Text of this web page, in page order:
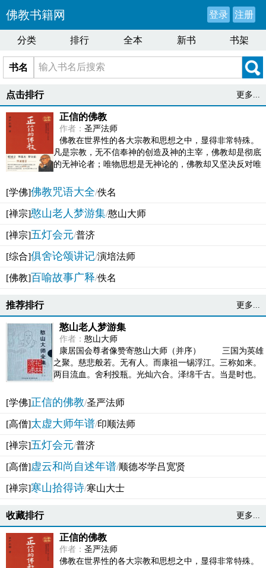
佛教书籍网 登录 注册
分类 排行 全本 新书 书架
书名
点击排行 更多...
正信的佛教
作者： 圣严法师
佛教在世界性的各大宗教和思想之中，显得非常特殊。
凡是宗教，无不信奉神的创造及神的主宰，佛教却是彻底
的无神论者；唯物思想是无神论的，佛教却又坚决反对唯
[学佛]佛教咒语大全/佚名
[禅宗]憨山老人梦游集/憨山大师
[禅宗]五灯会元/普济
[综合]俱舍论颂讲记/演培法师
[佛教]百喻故事广释/佚名
推荐排行 更多...
憨山老人梦游集
作者： 憨山大师
康居国会尊者像赞寄憨山大师（并序） 三国为英雄
之聚。慈悲般若。无有人。而康祖一锡浮江。三称如来。
两目流血。舍利投瓶。光灿六合。泽绵千古。当是时也。
[学佛]正信的佛教/圣严法师
[高僧]太虚大师年谱/印顺法师
[禅宗]五灯会元/普济
[高僧]虚云和尚自述年谱/顺德岑学吕宽贤
[禅宗]寒山拾得诗/寒山大士
收藏排行 更多...
正信的佛教
作者： 圣严法师
佛教在世界性的各大宗教和思想之中，显得非常特殊。